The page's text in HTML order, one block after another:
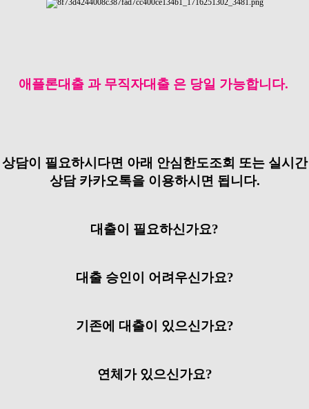
애플론대출 과 무직자대출 은 당일 가능합니다.
상담이 필요하시다면 아래 안심한도조회 또는 실시간
상담 카카오톡을 이용하시면 됩니다.
대출이 필요하신가요?
대출 승인이 어려우신가요?
기존에 대출이 있으신가요?
연체가 있으신가요?